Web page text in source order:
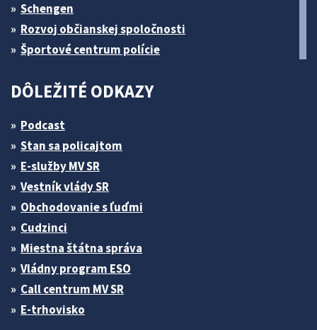
Schengen
Rozvoj občianskej spoločnosti
Športové centrum polície
DÔLEŽITÉ ODKAZY
Podcast
Stan sa policajtom
E-služby MV SR
Vestník vlády SR
Obchodovanie s ľuďmi
Cudzinci
Miestna štátna správa
Vládny program ESO
Call centrum MV SR
E-trhovisko